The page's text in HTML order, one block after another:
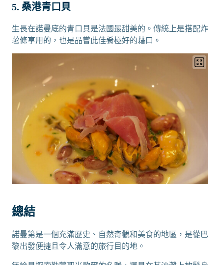
5. 桑港青口貝
生長在諾曼底的青口貝是法國最甜美的。傳統上是搭配炸
薯條享用的，也是品嘗此佳肴極好的藉口。
總結
諾曼第是一個充滿歷史、自然奇觀和美食的地區，是從巴
黎出發便捷且令人滿意的旅行目的地。